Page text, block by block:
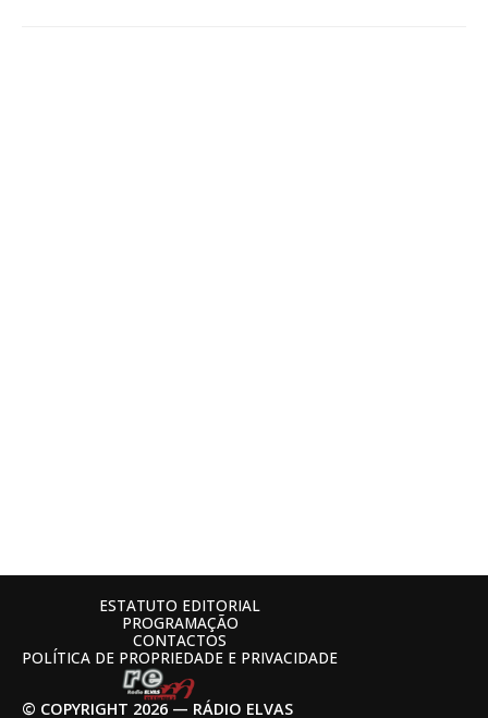
© COPYRIGHT 2026 — RÁDIO ELVAS
ESTATUTO EDITORIAL
PROGRAMAÇÃO
CONTACTOS
POLÍTICA DE PROPRIEDADE E PRIVACIDADE